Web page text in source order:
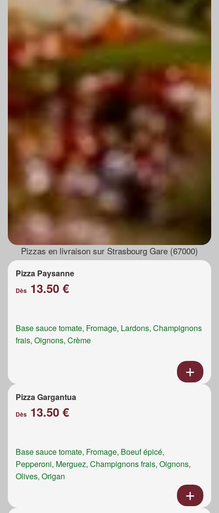
Pizzas en livraison sur Strasbourg Gare (67000)
Pizza Paysanne
Dès 13.50 €
Base sauce tomate, Fromage, Lardons, Champignons
frais, Oignons, Crème
Pizza Gargantua
Dès 13.50 €
Base sauce tomate, Fromage, Boeuf épicé,
Pepperoni, Merguez, Champignons frais, Oignons,
Olives, Origan